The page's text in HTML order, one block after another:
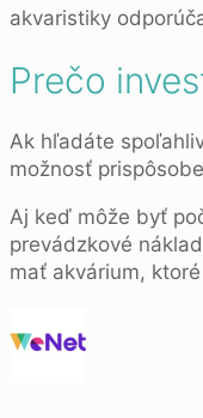
akvaristiky
Prečo
Ak hľadáte
možnosť
Aj keď môže byť
prevádzkové
mať akvárium,